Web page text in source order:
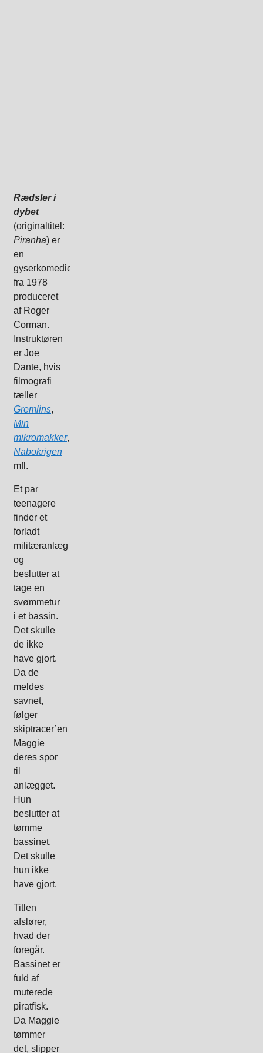
Rædsler i
dybet
(originaltitel:
Piranha) er
en
gyserkomedie
fra 1978
produceret
af Roger
Corman.
Instruktøren
er Joe
Dante, hvis
filmografi
tæller
Gremlins,
Min
mikromakker,
Nabokrigen
mfl.
Et par
teenagere
finder et
forladt
militæranlæg
og
beslutter at
tage en
svømmetur
i et bassin.
Det skulle
de ikke
have gjort.
Da de
meldes
savnet,
følger
skiptracer’en
Maggie
deres spor
til
anlægget.
Hun
beslutter at
tømme
bassinet.
Det skulle
hun ikke
have gjort.
Titlen
afslører,
hvad der
foregår.
Bassinet er
fuld af
muterede
piratfisk.
Da Maggie
tømmer
det, slipper